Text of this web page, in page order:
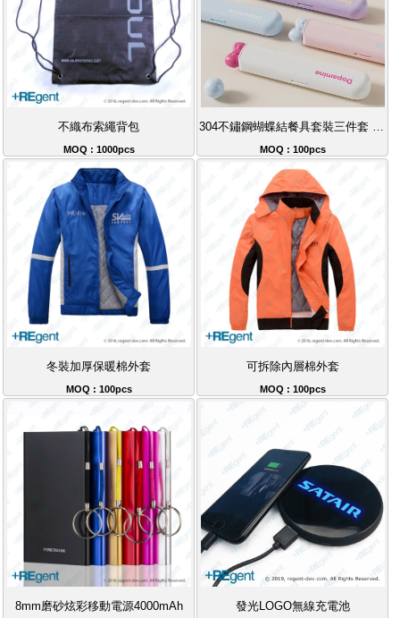
不織布索繩背包
MOQ : 1000pcs
304不鏽鋼蝴蝶結餐具套裝三件套 便攜環保餐具禮品推薦 自用送禮必備
MOQ : 100pcs
冬裝加厚保暖棉外套
MOQ : 100pcs
可拆除內層棉外套
MOQ : 100pcs
8mm磨砂炫彩移動電源4000mAh 發光LOGO無線充電池